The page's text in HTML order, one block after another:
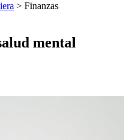
> Finanzas
mental